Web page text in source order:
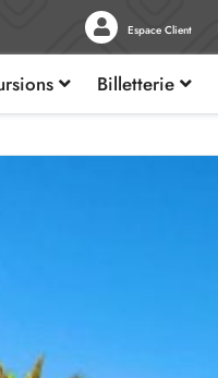
Espace Client
Billetterie